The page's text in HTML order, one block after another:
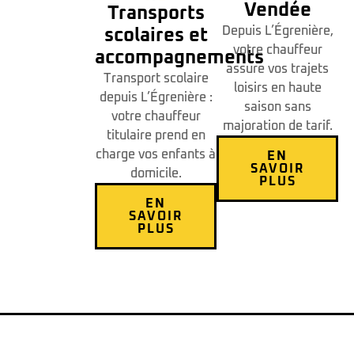
Transports
scolaires et
accompagnements
Transport scolaire
depuis L’Égrenière :
votre chauffeur
titulaire prend en
charge vos enfants à
domicile.
EN
SAVOIR
PLUS
Vendée
Depuis L’Égrenière,
votre chauffeur
assure vos trajets
loisirs en haute
saison sans
majoration de tarif.
EN
SAVOIR
PLUS